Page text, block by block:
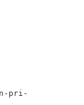
pri-